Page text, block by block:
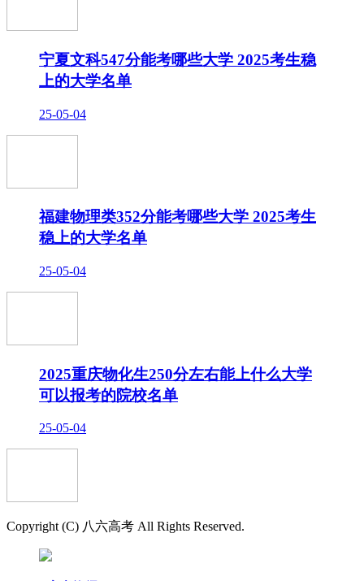
宁夏文科547分能考哪些大学 2025考生稳
上的大学名单
25-05-04
福建物理类352分能考哪些大学 2025考生
稳上的大学名单
25-05-04
2025重庆物化生250分左右能上什么大学
可以报考的院校名单
25-05-04
Copyright (C) 八六高考 All Rights Reserved.